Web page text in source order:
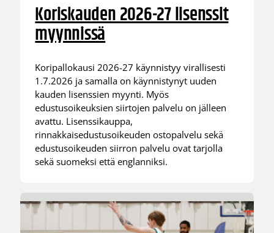
Koriskauden 2026-27 lisenssit
myynnissä
Koripallokausi 2026-27 käynnistyy virallisesti
1.7.2026 ja samalla on käynnistynyt uuden
kauden lisenssien myynti. Myös
edustusoikeuksien siirtojen palvelu on jälleen
avattu. Lisenssikauppa,
rinnakkaisedustusoikeuden ostopalvelu sekä
edustusoikeuden siirron palvelu ovat tarjolla
sekä suomeksi että englanniksi.